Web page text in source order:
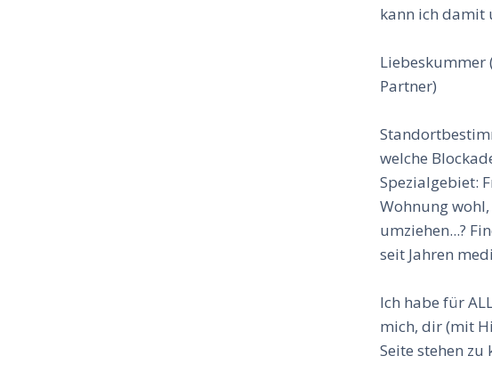
kann ich damit
Liebeskummer
Partner)
welche
Spezialgebiet:
Wohnung
umziehen...?
seit Jahren
Ich habe für
mich, dir (mit
Seite stehen zu